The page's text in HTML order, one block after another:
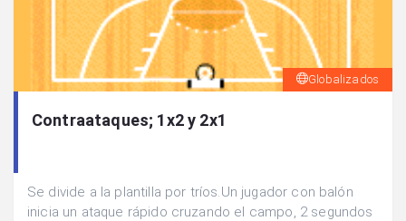
Globalizados
Contraataques; 1x2 y 2x1
Se divide a la plantilla por tríos.Un jugador con balón
inicia un ataque rápido cruzando el campo, 2 segundos